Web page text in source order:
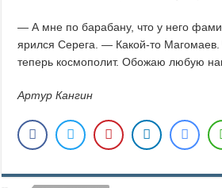
— А мне по барабану, что у него
ярился Серега. — Какой-то Магомаев.
теперь космополит. Обожаю любую
Артур Кангин